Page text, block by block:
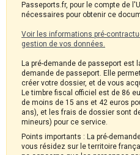
Passeports.fr, pour le compte de
nécessaires pour obtenir ce
Voir les informations pré-
gestion de vos données.
La pré-demande de passeport est
demande de passeport. Elle
créer votre dossier, et de vous
Le timbre fiscal officiel est de 86
de moins de 15 ans et 42 euros
ans), et les frais de dossier sont
mineurs) pour ce service.
Points importants : La pré-
vous résidez sur le territoire